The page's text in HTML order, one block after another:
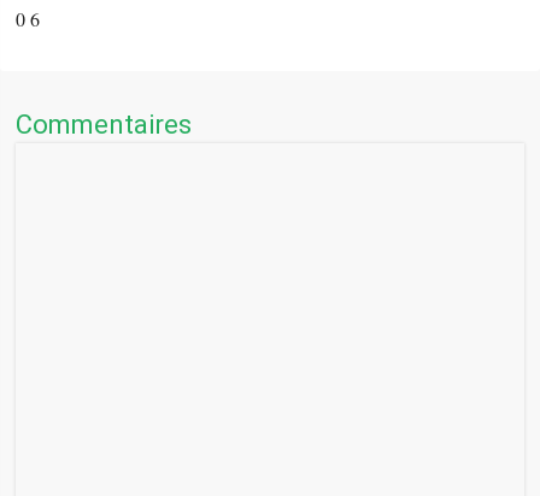
0 6
Commentaires